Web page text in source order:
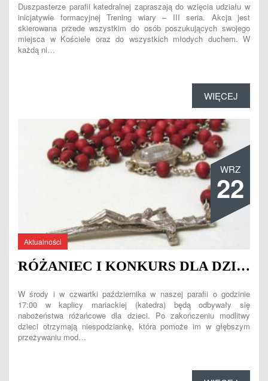
Duszpasterze parafii katedralnej zapraszają do wzięcia udziału w
inicjatywie formacyjnej Trening wiary – III seria. Akcja jest
skierowana przede wszystkim do osób poszukujących swojego
miejsca w Kościele oraz do wszystkich młodych duchem. W
każdą ni…
WIĘCEJ
WRZ
22
Aktualności
RÓŻANIEC I KONKURS DLA DZIECI
W środy i w czwartki października w naszej parafii o godzinie
17:00 w kaplicy mariackiej (katedra) będą odbywały się
nabożeństwa różańcowe dla dzieci. Po zakończeniu modlitwy
dzieci otrzymają niespodziankę, która pomoże im w głębszym
przeżywaniu mod…